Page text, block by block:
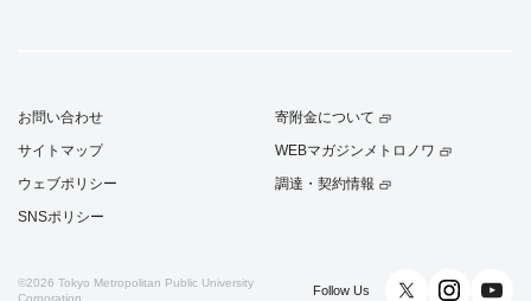
お問い合わせ
サイトマップ
ウェブポリシー
SNSポリシー
寄附金について
WEBマガジンメトロノワ
調達・契約情報
©2026 Tokyo Metropolitan Public University
Corporation
Follow Us